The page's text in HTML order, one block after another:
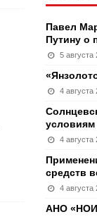
Павел
Путину о
5 августа
4 августа
4 августа
средств
4 августа
АНО